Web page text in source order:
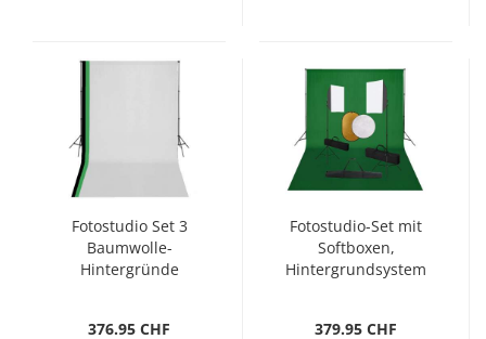
Fotostudio Set 3
Baumwolle-
Hintergründe
376.95 CHF
Fotostudio-Set mit
Softboxen,
Hintergrundsystem
379.95 CHF